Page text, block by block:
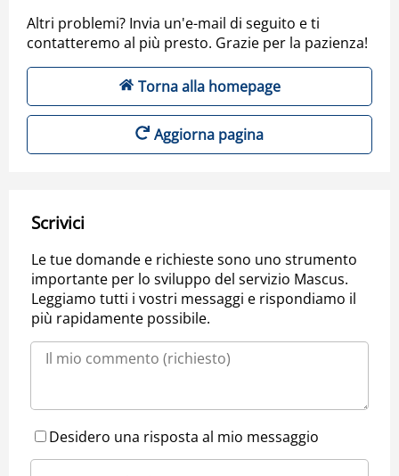
Altri problemi? Invia un'e-mail di seguito e ti
contatteremo al più presto. Grazie per la pazienza!
Torna alla homepage
Aggiorna pagina
Scrivici
Le tue domande e richieste sono uno strumento
importante per lo sviluppo del servizio Mascus.
Leggiamo tutti i vostri messaggi e rispondiamo il
più rapidamente possibile.
Desidero una risposta al mio messaggio